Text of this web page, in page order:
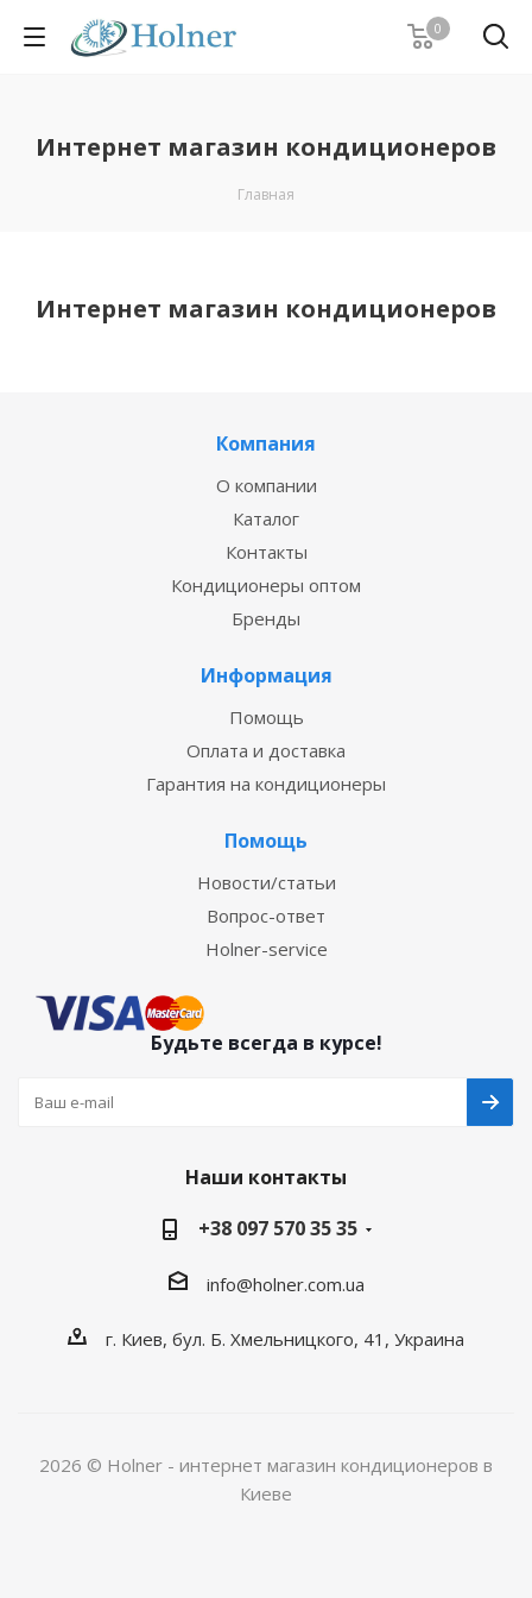
0
Интернет магазин кондиционеров
Главная
Интернет магазин кондиционеров
Компания
О компании
Каталог
Контакты
Кондиционеры оптом
Бренды
Информация
Помощь
Оплата и доставка
Гарантия на кондиционеры
Помощь
Новости/статьи
Вопрос-ответ
Holner-service
Будьте всегда в курсе!
Наши контакты
+38 097 570 35 35
info@holner.com.ua
г. Киев, бул. Б. Хмельницкого, 41, Украина
2026 © Holner - интернет магазин кондиционеров в
Киеве